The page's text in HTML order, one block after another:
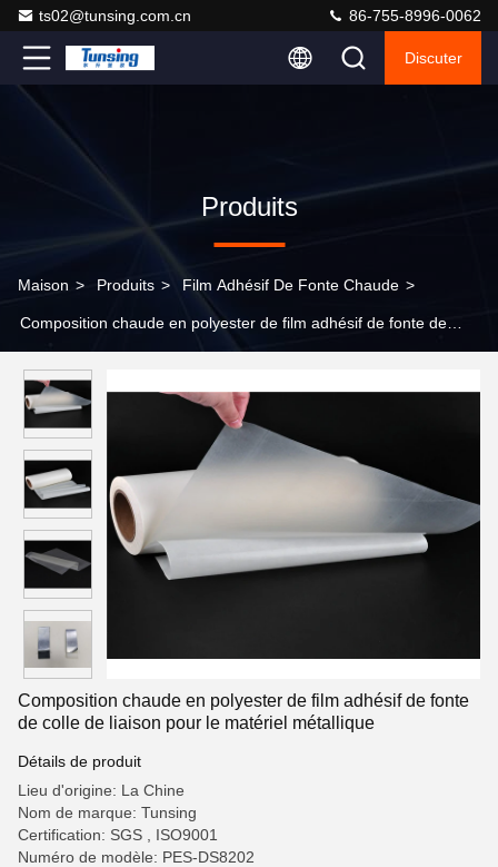
ts02@tunsing.com.cn 86-755-8996-0062
Discuter
Produits
Maison > Produits > Film Adhésif De Fonte Chaude >
Composition chaude en polyester de film adhésif de fonte de
Composition chaude en polyester de film adhésif de fonte
de colle de liaison pour le matériel métallique
Détails de produit
Lieu d'origine: La Chine
Nom de marque: Tunsing
Certification: SGS , ISO9001
Numéro de modèle: PES-DS8202